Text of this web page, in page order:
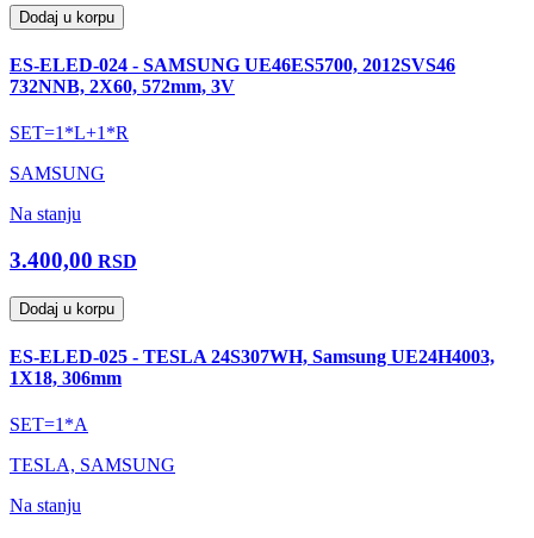
Dodaj u korpu
ES-ELED-024 - SAMSUNG UE46ES5700, 2012SVS46
732NNB, 2X60, 572mm, 3V
SET=1*L+1*R
SAMSUNG
Na stanju
3.400,00 RSD
Dodaj u korpu
ES-ELED-025 - TESLA 24S307WH, Samsung UE24H4003,
1X18, 306mm
SET=1*A
TESLA, SAMSUNG
Na stanju